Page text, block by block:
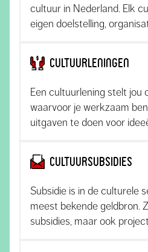
cultuur in Nederland. Elk
eigen doelstelling,
Cultuurleningen
Een cultuurlening stelt jou
waarvoor je werkzaam
uitgaven te doen voor
Cultuursubsidies
Subsidie is in de culturele
meest bekende geldbron.
subsidies, maar ook